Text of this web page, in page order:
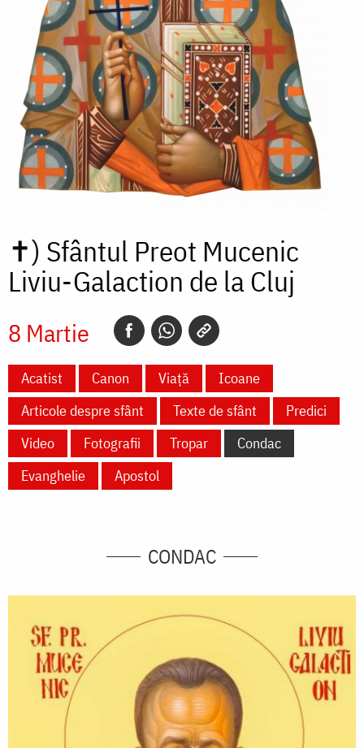
✝) Sfântul Preot Mucenic
Liviu-Galaction de la Cluj
8 Martie
Acatist Canon Viață
Icoane
Articole despre sfânt
Texte de sfânt
Predici
Video
Fotografii Tropar
Condac
Evanghelie
Apostol
CONDAC